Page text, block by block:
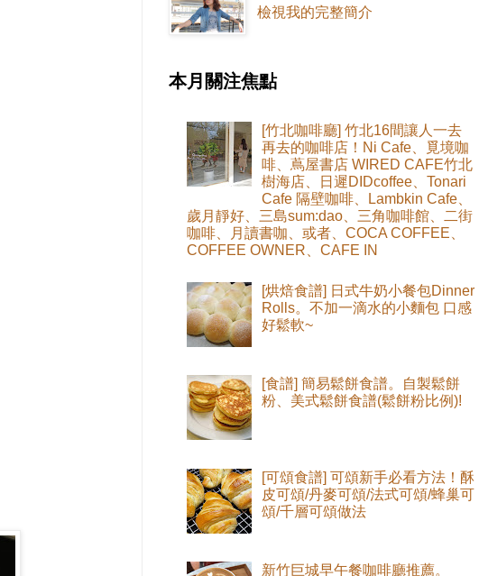
檢視我的完整簡介
本月關注焦點
[竹北咖啡廳] 竹北16間讓人一去
再去的咖啡店！Ni Cafe、覓境咖
啡、蔦屋書店 WIRED CAFE竹北
樹海店、日遲DIDcoffee、Tonari
Cafe 隔壁咖啡、Lambkin Cafe、
歲月靜好、三島sum:dao、三角咖啡館、二街
咖啡、月讀書咖、或者、COCA COFFEE、
COFFEE OWNER、CAFE IN
[烘焙食譜] 日式牛奶小餐包Dinner
Rolls。不加一滴水的小麵包 口感
好鬆軟~
[食譜] 簡易鬆餅食譜。自製鬆餅
粉、美式鬆餅食譜(鬆餅粉比例)!
[可頌食譜] 可頌新手必看方法！酥
皮可頌/丹麥可頌/法式可頌/蜂巢可
頌/千層可頌做法
新竹巨城早午餐咖啡廳推薦。